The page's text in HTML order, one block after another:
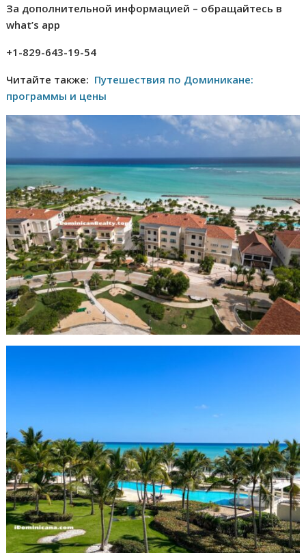
За дополнительной информацией – обращайтесь в
what’s app
+1-829-643-19-54
Читайте также: Путешествия по Доминикане:
программы и цены